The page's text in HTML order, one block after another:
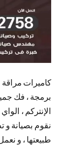
كاميرات مراقة
برمجة ، فك
الإنتركم ،
نقوم بصيانة و
طبيعتها ، و